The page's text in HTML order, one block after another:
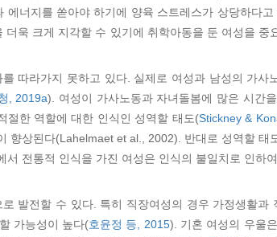
너지를 쏟아야 하기에 양육 스트레스가 상당하다
욱 크게 지각할 수 있기에 취학아동을 둔 여성을 중
따라가지 못하고 있다. 실제로 여성과 남성의 가사
, 2019a). 여성이 가사노동과 자녀돌봄에 많은 시간
절한 역할에 대한 인식인 성역할 태도(Stickney &
향상된다(Lahelmaet et al., 2002). 반대로 성역할 태
전통적 인식을 가진 여성은 인식의 불일치로 인하
발전할 수 있다. 특히 직장여성의 경우 가정생활과
가능성이 높다(호윤정 등, 2015). 기혼 여성의 우울